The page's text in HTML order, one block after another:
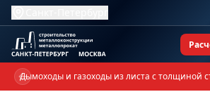
Дымоходы и газоходы из листа с толщиной
Previous slide